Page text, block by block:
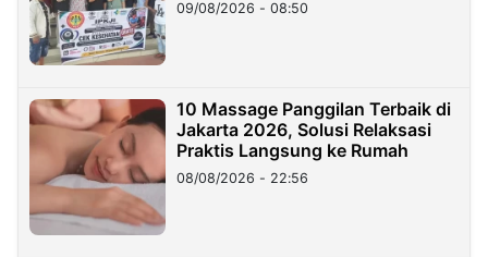
09/08/2026 - 08:50
10 Massage Panggilan Terbaik di
Jakarta 2026, Solusi Relaksasi
Praktis Langsung ke Rumah
08/08/2026 - 22:56